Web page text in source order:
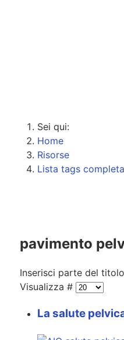
Sei qui:
Home
Risorse
Lista tags completa
pavimento
Inserisci parte del titolo
Visualizza #
La salute